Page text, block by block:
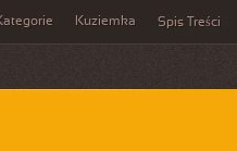
Kuziemka Spis Treści